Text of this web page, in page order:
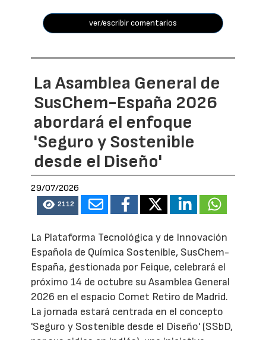
ver/escribir comentarios
La Asamblea General de
SusChem-España 2026
abordará el enfoque
'Seguro y Sostenible
desde el Diseño'
29/07/2026
2112
La Plataforma Tecnológica y de Innovación
Española de Química Sostenible, SusChem-
España, gestionada por Feique, celebrará el
próximo 14 de octubre su Asamblea General
2026 en el espacio Comet Retiro de Madrid.
La jornada estará centrada en el concepto
'Seguro y Sostenible desde el Diseño' (SSbD,